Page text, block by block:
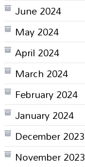
June 2024
May 2024
April 2024
March 2024
February 2024
January 2024
December 2023
November 2023